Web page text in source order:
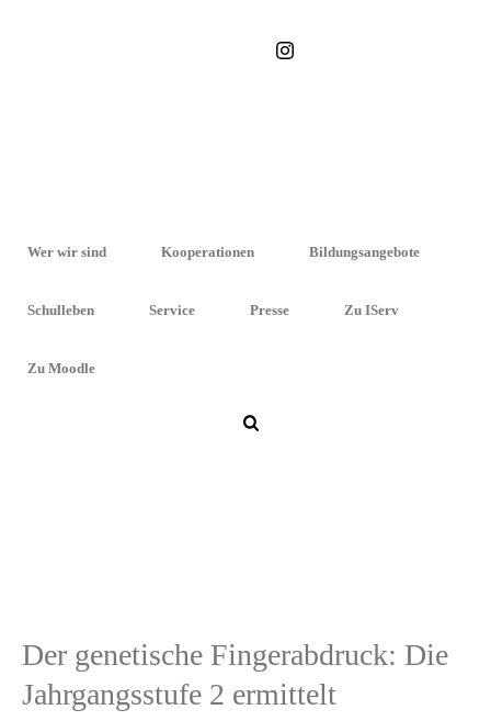
Wer wir sind Kooperationen Bildungsangebote
Schulleben Service Presse Zu IServ
Zu Moodle
Der genetische Fingerabdruck: Die
Jahrgangsstufe 2 ermittelt